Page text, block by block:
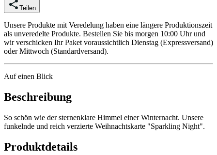
Teilen
Unsere Produkte mit Veredelung haben eine längere Produktionszeit
als unveredelte Produkte. Bestellen Sie bis morgen 10:00 Uhr und
wir verschicken Ihr Paket voraussichtlich Dienstag (Expressversand)
oder Mittwoch (Standardversand).
Auf einen Blick
Beschreibung
So schön wie der sternenklare Himmel einer Winternacht. Unsere
funkelnde und reich verzierte Weihnachtskarte "Sparkling Night".
Produktdetails